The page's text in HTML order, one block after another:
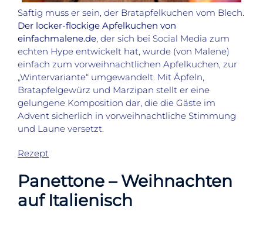
Saftig muss er sein, der Bratapfelkuchen vom Blech.
Der locker-flockige Apfelkuchen von
einfachmalene.de, der sich bei Social Media zum
echten Hype entwickelt hat, wurde (von Malene)
einfach zum vorweihnachtlichen Apfelkuchen, zur
„Wintervariante“ umgewandelt. Mit Äpfeln,
Bratapfelgewürz und Marzipan stellt er eine
gelungene Komposition dar, die die Gäste im
Advent sicherlich in vorweihnachtliche Stimmung
und Laune versetzt.
Rezept
Panettone – Weihnachten
auf Italienisch